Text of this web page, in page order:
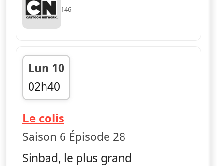
146
Lun 10
02h40
fin 02h50
Le colis
Saison 6 Épisode 28
Sinbad, le plus grand